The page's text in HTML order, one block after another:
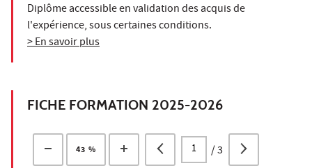
Diplôme accessible en validation des acquis de
l'expérience, sous certaines conditions.
> En savoir plus
FICHE FORMATION 2025-2026
43 % /3